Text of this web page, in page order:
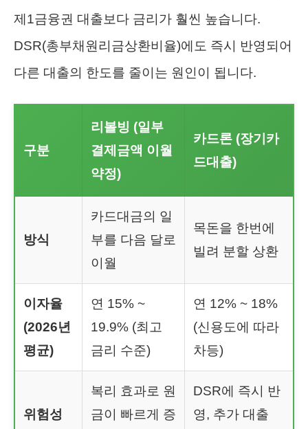
제1금융권 대출보다 금리가 훨씬 높습니다.
DSR(총부채원리금상환비율)에도 즉시 반영되어
다른 대출의 한도를 줄이는 원인이 됩니다.
구분
리볼빙 (일부
결제금액 이월
약정)
카드론 (장기카
드대출)
방식
카드대금의 일
부를 다음 달로
이월
목돈을 한번에
빌려 분할 상환
이자율
(2026년
평균)
연 15% ~
19.9% (최고
금리 수준)
연 12% ~ 18%
(신용도에 따라
차등)
위험성
복리 효과로 원
금이 빠르게 증
DSR에 즉시 반
영, 추가 대출